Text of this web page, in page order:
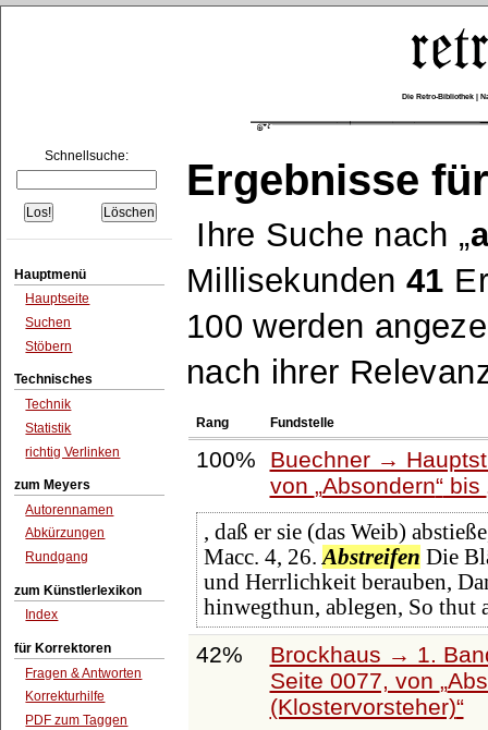
Die Retro-Bibliothek |
Schnellsuche:
Hauptmenü
Hauptseite
Suchen
Stöbern
Technisches
Technik
Statistik
richtig Verlinken
zum Meyers
Autorennamen
Abkürzungen
Rundgang
zum Künstlerlexikon
Index
für Korrektoren
Fragen & Antworten
Korrekturhilfe
PDF zum Taggen
Ergebnisse
Ihre Suche nach
Millisekunden41
100 werden
nach ihrer
Rang Fundstelle
100%
Buechner →
von Absondern bis
, daß er sie (das Weib)
Macc. 4, 26. Abstreifen Die
und Herrlichkeit berauben,
hinwegthun, ablegen, So thut
42%
Brockhaus → 1.
Seite 0077, von
(Klostervorsteher)